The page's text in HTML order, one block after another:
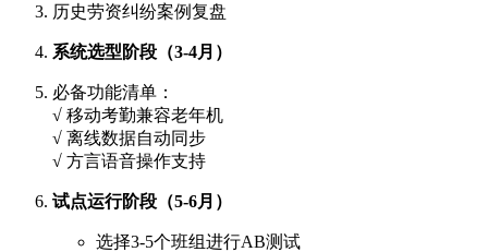
历史劳资纠纷案例复盘
系统选型阶段（3-4月）
必备功能清单：
√ 移动考勤兼容老年机
√ 离线数据自动同步
√ 方言语音操作支持
试点运行阶段（5-6月）
选择3-5个班组进行AB测试